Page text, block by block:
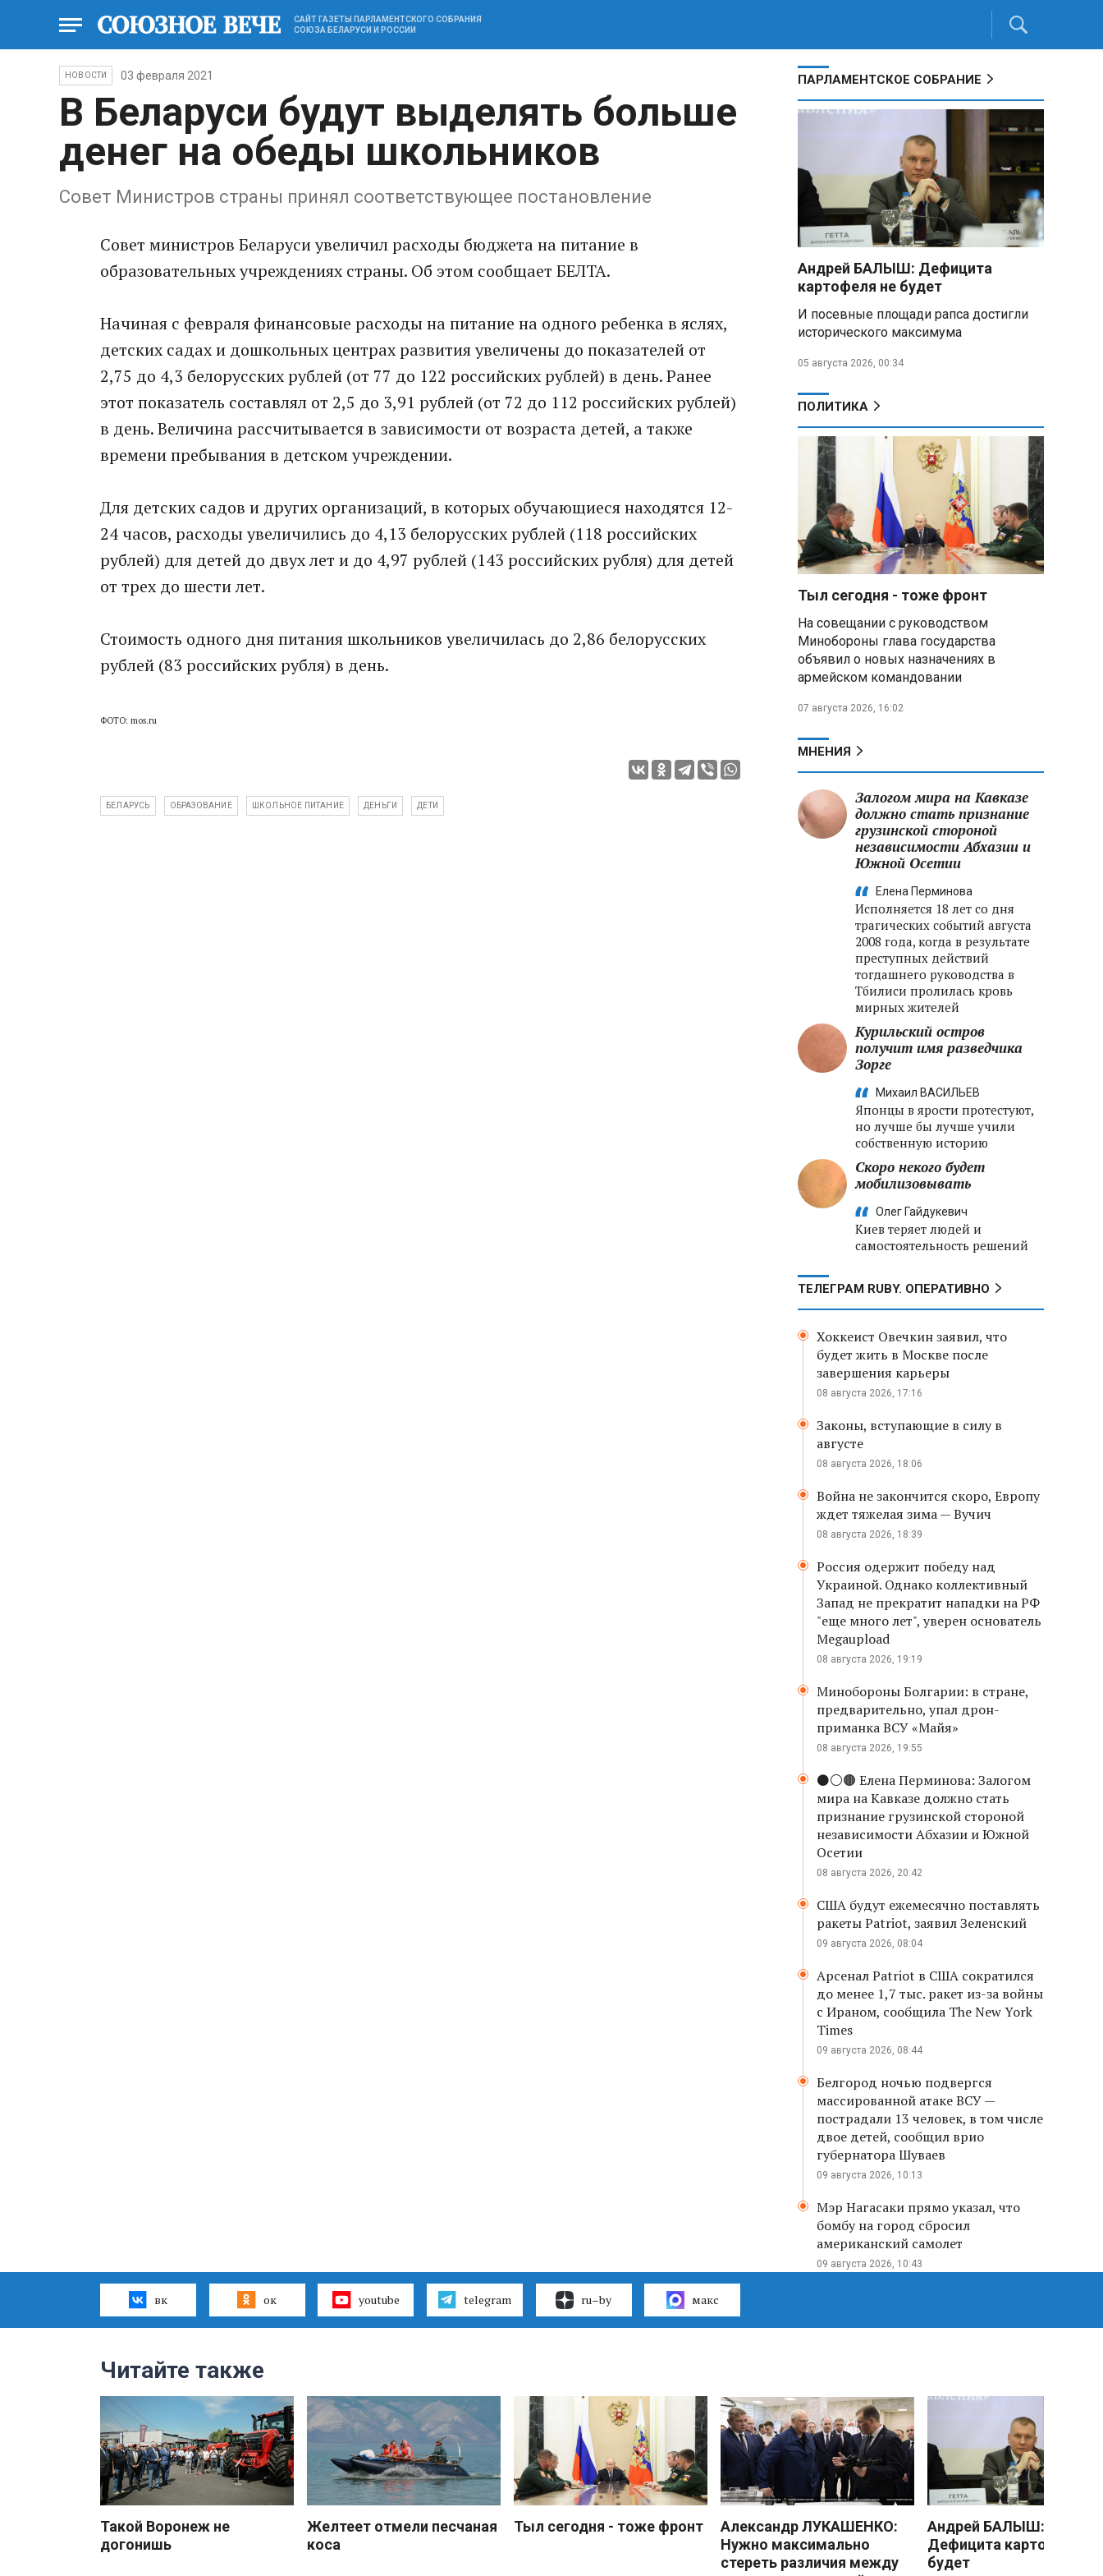
САЙТ ГАЗЕТЫ ПАРЛАМЕНТСКОГО СОБРАНИЯ
СОЮЗА БЕЛАРУСИ И РОССИИ
НОВОСТИ 03 февраля 2021
В Беларуси будут выделять больше
денег на обеды школьников
Совет Министров страны принял соответствующее постановление
Совет министров Беларуси увеличил расходы бюджета на питание в
образовательных учреждениях страны. Об этом сообщает БЕЛТА.
Начиная с февраля финансовые расходы на питание на одного ребенка в яслях,
детских садах и дошкольных центрах развития увеличены до показателей от
2,75 до 4,3 белорусских рублей (от 77 до 122 российских рублей) в день. Ранее
этот показатель составлял от 2,5 до 3,91 рублей (от 72 до 112 российских рублей)
в день. Величина рассчитывается в зависимости от возраста детей, а также
времени пребывания в детском учреждении.
Для детских садов и других организаций, в которых обучающиеся находятся 12-
24 часов, расходы увеличились до 4,13 белорусских рублей (118 российских
рублей) для детей до двух лет и до 4,97 рублей (143 российских рубля) для детей
от трех до шести лет.
Стоимость одного дня питания школьников увеличилась до 2,86 белорусских
рублей (83 российских рубля) в день.
ФОТО: mos.ru
БЕЛАРУСЬ ОБРАЗОВАНИЕ ШКОЛЬНОЕ ПИТАНИЕ ДЕНЬГИ ДЕТИ
ПАРЛАМЕНТСКОЕ СОБРАНИЕ
Андрей БАЛЫШ: Дефицита
картофеля не будет
И посевные площади рапса достигли
исторического максимума
05 августа 2026, 00:34
ПОЛИТИКА
Тыл сегодня - тоже фронт
На совещании с руководством
Минобороны глава государства
объявил о новых назначениях в
армейском командовании
07 августа 2026, 16:02
МНЕНИЯ
Залогом мира на Кавказе
должно стать признание
грузинской стороной
независимости Абхазии и
Южной Осетии
Елена Перминова
Исполняется 18 лет со дня
трагических событий августа
2008 года, когда в результате
преступных действий
тогдашнего руководства в
Тбилиси пролилась кровь
мирных жителей
Курильский остров
получит имя разведчика
Зорге
Михаил ВАСИЛЬЕВ
Японцы в ярости протестуют,
но лучше бы лучше учили
собственную историю
Скоро некого будет
мобилизовывать
Олег Гайдукевич
Киев теряет людей и
самостоятельность решений
ТЕЛЕГРАМ RUBY. ОПЕРАТИВНО
Хоккеист Овечкин заявил, что
будет жить в Москве после
завершения карьеры
08 августа 2026, 17:16
Законы, вступающие в силу в
августе
08 августа 2026, 18:06
Война не закончится скоро, Европу
ждет тяжелая зима — Вучич
08 августа 2026, 18:39
Россия одержит победу над
Украиной. Однако коллективный
Запад не прекратит нападки на РФ
"еще много лет", уверен основатель
Megaupload
08 августа 2026, 19:19
Минобороны Болгарии: в стране,
предварительно, упал дрон-
приманка ВСУ «Майя»
08 августа 2026, 19:55
⚫️⚪️🟤 Елена Перминова: Залогом
мира на Кавказе должно стать
признание грузинской стороной
независимости Абхазии и Южной
Осетии
08 августа 2026, 20:42
США будут ежемесячно поставлять
ракеты Patriot, заявил Зеленский
09 августа 2026, 08:04
Арсенал Patriot в США сократился
до менее 1,7 тыс. ракет из-за войны
с Ираном, сообщила The New York
Times
09 августа 2026, 08:44
Белгород ночью подвергся
массированной атаке ВСУ —
пострадали 13 человек, в том числе
двое детей, сообщил врио
губернатора Шуваев
09 августа 2026, 10:13
Мэр Нагасаки прямо указал, что
бомбу на город сбросил
американский самолет
09 августа 2026, 10:43
вк ок youtube telegram ru–by макс
Читайте также
Такой Воронеж не
догонишь
Желтеет отмели песчаная
коса
Тыл сегодня - тоже фронт
Александр ЛУКАШЕНКО:
Нужно максимально
стереть различия между
Андрей БАЛЫШ:
Дефицита картофеля не
будет